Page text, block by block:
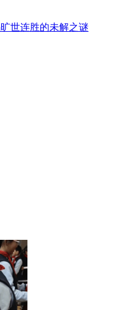
世连胜的未解之谜